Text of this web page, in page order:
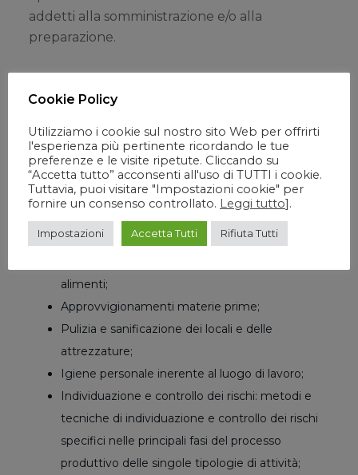
addetti alla somministrazione e/o alla
preparazione.
MODULI
Rischi e pericoli alimentari: chimici, fisici,
microbiologici e tecniche di prevenzione;
Metodi di autocontrollo e principi del sistema
HACCP;
alimentare;
alimenti;
Approvvigionamenti materie prime;
Pulizia e sanificazione dei locali e delle
attrezzature;
Igiene personale inerente al luogo di lavoro;
Individuazione e controllo dei rischi: metodi e
tecniche di individuazione e controllo dei rischi
specifici nelle principali fasi del processo
produttivo delle singole tipologie di attività;
Cookie Policy
Utilizziamo i cookie sul nostro sito Web per offrirti
l'esperienza più pertinente ricordando le tue
preferenze e le visite ripetute. Cliccando su
“Accetta tutto” acconsenti all'uso di TUTTI i cookie.
Tuttavia, puoi visitare "Impostazioni cookie" per
fornire un consenso controllato. Leggi tutto].
Impostazioni Accetta Tutti Rifiuta Tutti